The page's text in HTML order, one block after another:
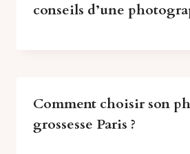
conseils d’une
Comment choisir son
grossesse Paris ?